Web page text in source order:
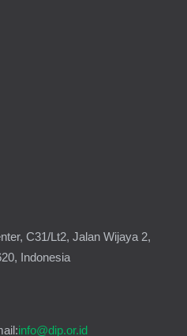
C31/Lt2, Jalan Wijaya 2,
Indonesia
info@dip.or.id